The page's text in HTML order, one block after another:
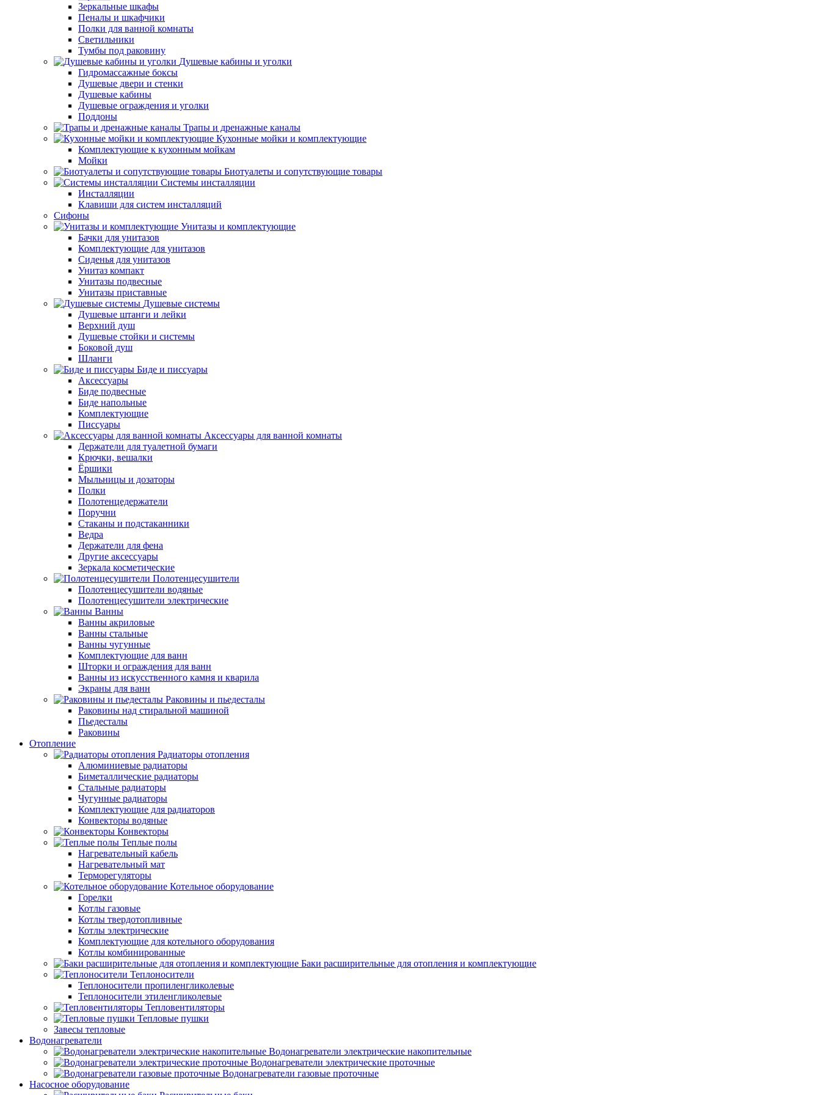
Зеркальные шкафы
Пеналы и шкафчики
Полки для ванной комнаты
Светильники
Тумбы под раковину
Душевые кабины и уголки
Гидромассажные боксы
Душевые двери и стенки
Душевые кабины
Душевые ограждения и уголки
Поддоны
Трапы и дренажные каналы
Кухонные мойки и комплектующие
Комплектующие к кухонным мойкам
Мойки
Биотуалеты и сопутствующие товары
Системы инсталляции
Инсталляции
Клавиши для систем инсталляций
Сифоны
Унитазы и комплектующие
Бачки для унитазов
Комплектующие для унитазов
Сиденья для унитазов
Унитаз компакт
Унитазы подвесные
Унитазы приставные
Душевые системы
Душевые штанги и лейки
Верхний душ
Душевые стойки и системы
Боковой душ
Шланги
Биде и писсуары
Аксессуары
Биде подвесные
Биде напольные
Комплектующие
Писсуары
Аксессуары для ванной комнаты
Держатели для туалетной бумаги
Крючки, вешалки
Ёршики
Мыльницы и дозаторы
Полки
Полотенцедержатели
Поручни
Стаканы и подстаканники
Ведра
Держатели для фена
Другие аксессуары
Зеркала косметические
Полотенцесушители
Полотенцесушители водяные
Полотенцесушители электрические
Ванны
Ванны акриловые
Ванны стальные
Ванны чугунные
Комплектующие для ванн
Шторки и ограждения для ванн
Ванны из искусственного камня и кварила
Экраны для ванн
Раковины и пьедесталы
Раковины над стиральной машиной
Пьедесталы
Раковины
Отопление
Радиаторы отопления
Алюминиевые радиаторы
Биметаллические радиаторы
Стальные радиаторы
Чугунные радиаторы
Комплектующие для радиаторов
Конвекторы водяные
Конвекторы
Теплые полы
Нагревательный кабель
Нагревательный мат
Терморегуляторы
Котельное оборудование
Горелки
Котлы газовые
Котлы твердотопливные
Котлы электрические
Комплектующие для котельного оборудования
Котлы комбинированные
Баки расширительные для отопления и комплектующие
Теплоносители
Теплоносители пропиленгликолевые
Теплоносители этиленгликолевые
Тепловентиляторы
Тепловые пушки
Завесы тепловые
Водонагреватели
Водонагреватели электрические накопительные
Водонагреватели электрические проточные
Водонагреватели газовые проточные
Насосное оборудование